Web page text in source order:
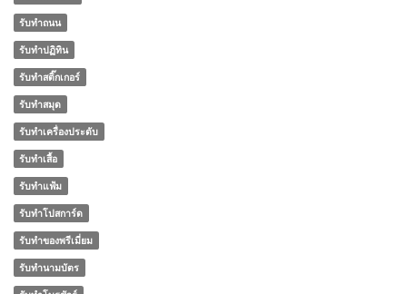
รับทำถนน
รับทำปฏิทิน
รับทำสติ๊กเกอร์
รับทำสมุด
รับทำเครื่องประดับ
รับทำเสื้อ
รับทำแฟ้ม
รับทำโปสการ์ด
รับทําของพรีเมี่ยม
รับทํานามบัตร